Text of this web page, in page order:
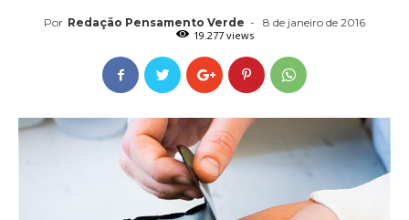
Por Redação Pensamento Verde -
8 de janeiro de 2016
19.277 views